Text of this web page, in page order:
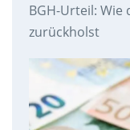
BGH-Urteil:
zurückholst